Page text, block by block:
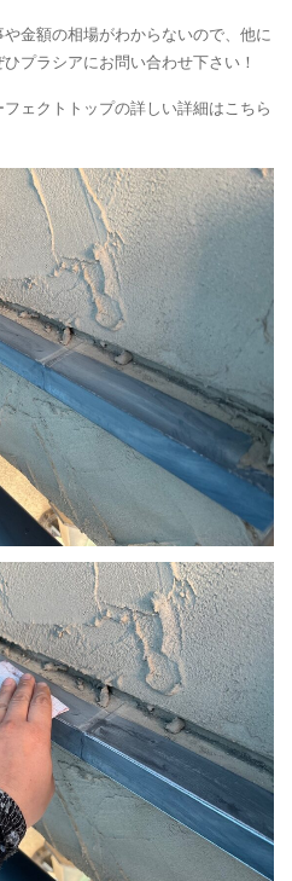
金額の相場がわからないので、他に
プラシアにお問い合わせ下さい！
ェクトトップの詳しい詳細はこちら